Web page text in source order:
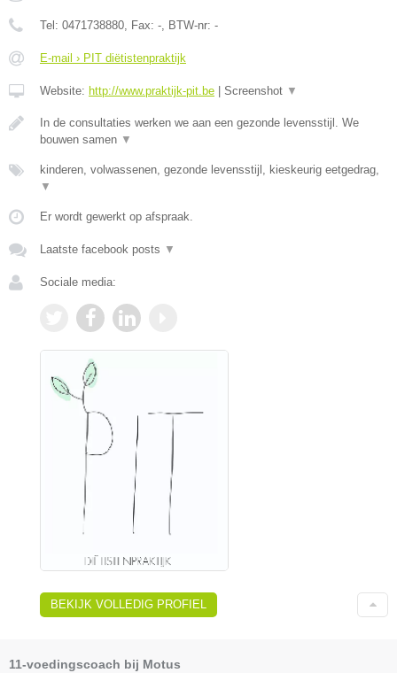
Tel: 0471738880, Fax: -, BTW-nr: -
E-mail › PIT diëtistenpraktijk
Website: http://www.praktijk-pit.be Screenshot ▼
In de consultaties werken we aan een gezonde levensstijl. We
bouwen samen ▼
kinderen, volwassenen, gezonde levensstijl, kieskeurig eetgedrag,
▼
Er wordt gewerkt op afspraak.
Laatste facebook posts ▼
Sociale media:
BEKIJK VOLLEDIG PROFIEL
11-voedingscoach bij Motus